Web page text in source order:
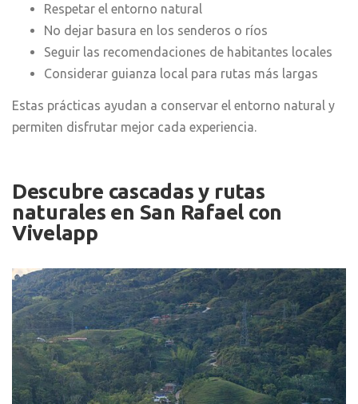
Respetar el entorno natural
No dejar basura en los senderos o ríos
Seguir las recomendaciones de habitantes locales
Considerar guianza local para rutas más largas
Estas prácticas ayudan a conservar el entorno natural y
permiten disfrutar mejor cada experiencia.
Descubre cascadas y rutas
naturales en San Rafael con
Vivelapp